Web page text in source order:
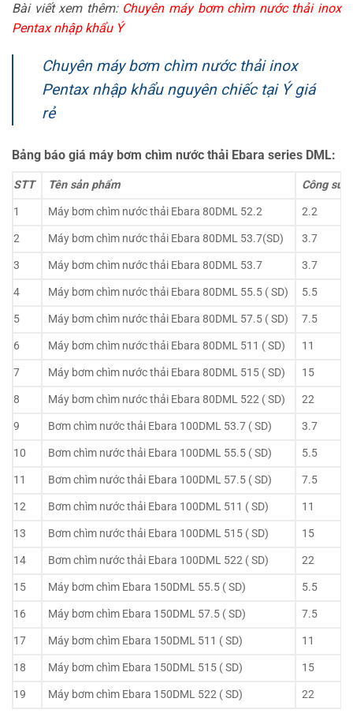
Bài viết xem thêm: Chuyên máy bơm chìm nước thải inox
Pentax nhập khẩu Ý
Chuyên máy bơm chìm nước thải inox
Pentax nhập khẩu nguyên chiếc tại Ý giá
rẻ
Bảng báo giá máy bơm chìm nước thải Ebara series DML:
STT Tên sản phẩm
Công
1
Máy bơm chìm nước thải Ebara 80DML 52.2
2.2
2
Máy bơm chìm nước thải Ebara 80DML 53.7(SD)
3.7
3
Máy bơm chìm nước thải Ebara 80DML 53.7
3.7
4
Máy bơm chìm nước thải Ebara 80DML 55.5 ( SD)
5.5
5
Máy bơm chìm nước thải Ebara 80DML 57.5 ( SD)
7.5
6
Máy bơm chìm nước thải Ebara 80DML 511 ( SD)
11
7
Máy bơm chìm nước thải Ebara 80DML 515 ( SD)
15
8
Máy bơm chìm nước thải Ebara 80DML 522 ( SD)
22
9
Bơm chìm nước thải Ebara 100DML 53.7 ( SD)
3.7
10
Bơm chìm nước thải Ebara 100DML 55.5 ( SD)
5.5
11
Bơm chìm nước thải Ebara 100DML 57.5 ( SD)
7.5
12
Bơm chìm nước thải Ebara 100DML 511 ( SD)
11
13
Bơm chìm nước thải Ebara 100DML 515 ( SD)
15
14
Bơm chìm nước thải Ebara 100DML 522 ( SD)
22
15
Máy bơm chìm Ebara 150DML 55.5 ( SD)
5.5
16
Máy bơm chìm Ebara 150DML 57.5 ( SD)
7.5
17
Máy bơm chìm Ebara 150DML 511 ( SD)
11
18
Máy bơm chìm Ebara 150DML 515 ( SD)
15
19
Máy bơm chìm Ebara 150DML 522 ( SD) 22